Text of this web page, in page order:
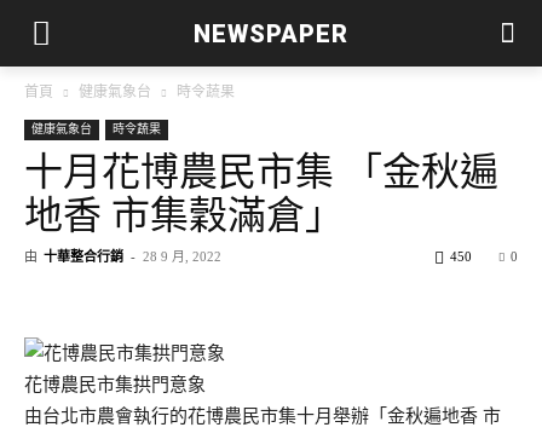
NEWSPAPER
首頁 健康氣象台 時令蔬果
健康氣象台 時令蔬果
十月花博農民市集 「金秋遍
地香 市集穀滿倉」
由 十華整合行銷 - 28 9 月, 2022 0
450
花博農民市集拱門意象
由台北市農會執行的花博農民市集十月舉辦「金秋遍地香 市